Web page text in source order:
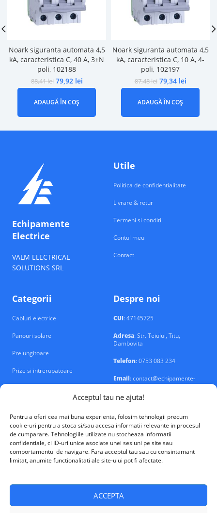
Acceptul tau ne ajuta!
Pentru a oferi cea mai buna experienta, folosim tehnologii precum
cookie-uri pentru a stoca si/sau accesa informatii relevante in procesul
de cumparare. Tehnologiile utilizate nu stocheaza informatii
confidentiale, ci ID-uri unice asociate unei sesiuni pe site sau
comportamentul de navigare. Fara acceptul tau sau cu consintamant
limitat, anumite functionalitati ale site-ului pot fi afectate.
ACCEPTA
Noark siguranta automata 4,5
kA, caracteristica C, 40 A, 3+N
poli, 102188
88,41lei 79,92 lei
ADAUGĂ ÎN COȘ
Noark siguranta automata 4,5
kA, caracteristica C, 10 A, 4-
poli, 102197
87,48lei 79,34 lei
ADAUGĂ ÎN COȘ
Echipamente
Electrice
VALM ELECTRICAL
SOLUTIONS SRL
Utile
Politica de confidentialitate
Livrare & retur
Termeni si conditii
Contul meu
Contact
Categorii
Cabluri electrice
Panouri solare
Prelungitoare
Prize si intrerupatoare
Despre noi
CUI: 47145725
Adresa: Str. Teiului, Titu,
Dambovita
Telefon: 0753 083 234
Email: contact@echipamente-
electrice.ro
VALM Electrical Solutions © 2026